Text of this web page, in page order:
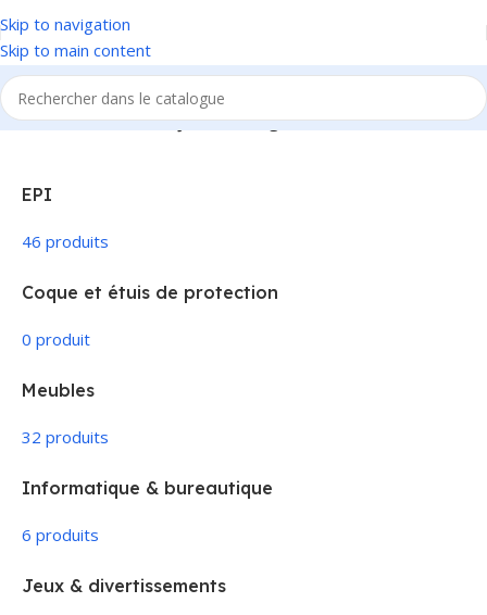
Skip to navigation
Skip to main content
Accueil/Produit Couleur/Jaune/Orange
EPI
46 produits
Coque et étuis de protection
0 produit
Meubles
32 produits
Informatique & bureautique
6 produits
Jeux & divertissements